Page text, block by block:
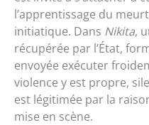
l’apprentissage du
initiatique. Dans Nikita,
récupérée par l’État,
envoyée exécuter
violence y est propre,
est légitimée par la
mise en scène.